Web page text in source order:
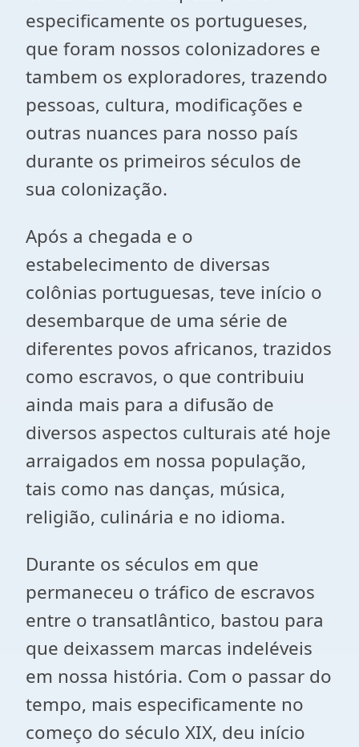
especificamente os portugueses,
que foram nossos colonizadores e
tambem os exploradores, trazendo
pessoas, cultura, modificações e
outras nuances para nosso país
durante os primeiros séculos de
sua colonização.
Após a chegada e o
estabelecimento de diversas
colônias portuguesas, teve início o
desembarque de uma série de
diferentes povos africanos, trazidos
como escravos, o que contribuiu
ainda mais para a difusão de
diversos aspectos culturais até hoje
arraigados em nossa população,
tais como nas danças, música,
religião, culinária e no idioma.
Durante os séculos em que
permaneceu o tráfico de escravos
entre o transatlântico, bastou para
que deixassem marcas indeléveis
em nossa história. Com o passar do
tempo, mais especificamente no
começo do século XIX, deu início